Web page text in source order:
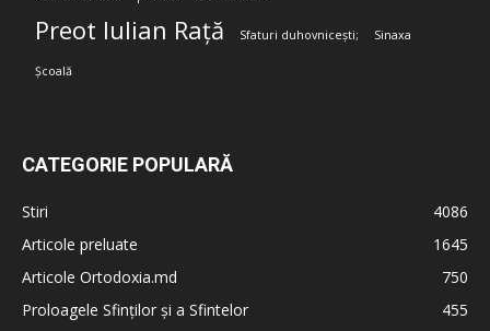
Preot Iulian Rață Sfaturi duhovnicești; Sinaxa
Școală
CATEGORIE POPULARĂ
Stiri
4086
Articole preluate
1645
Articole Ortodoxia.md
750
Proloagele Sfinților și a Sfintelor
455